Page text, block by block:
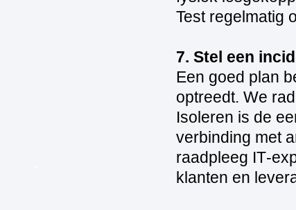
Test regelmatig
7. Stel een
Een goed plan
optreedt. We
Isoleren is de
verbinding met
raadpleeg
klanten en